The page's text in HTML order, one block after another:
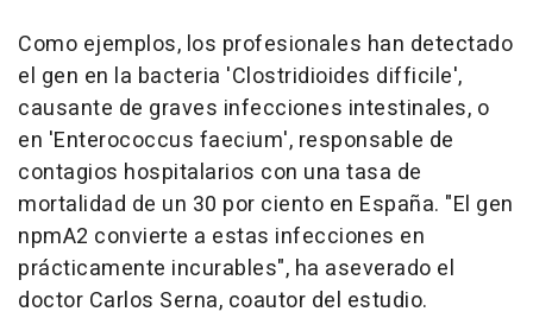
Como ejemplos, los profesionales han detectado
el gen en la bacteria 'Clostridioides difficile',
causante de graves infecciones intestinales, o
en 'Enterococcus faecium', responsable de
contagios hospitalarios con una tasa de
mortalidad de un 30 por ciento en España. "El gen
npmA2 convierte a estas infecciones en
prácticamente incurables", ha aseverado el
doctor Carlos Serna, coautor del estudio.